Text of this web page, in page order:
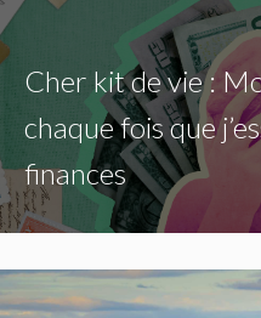
Cher kit de vie :
chaque fois que
finances